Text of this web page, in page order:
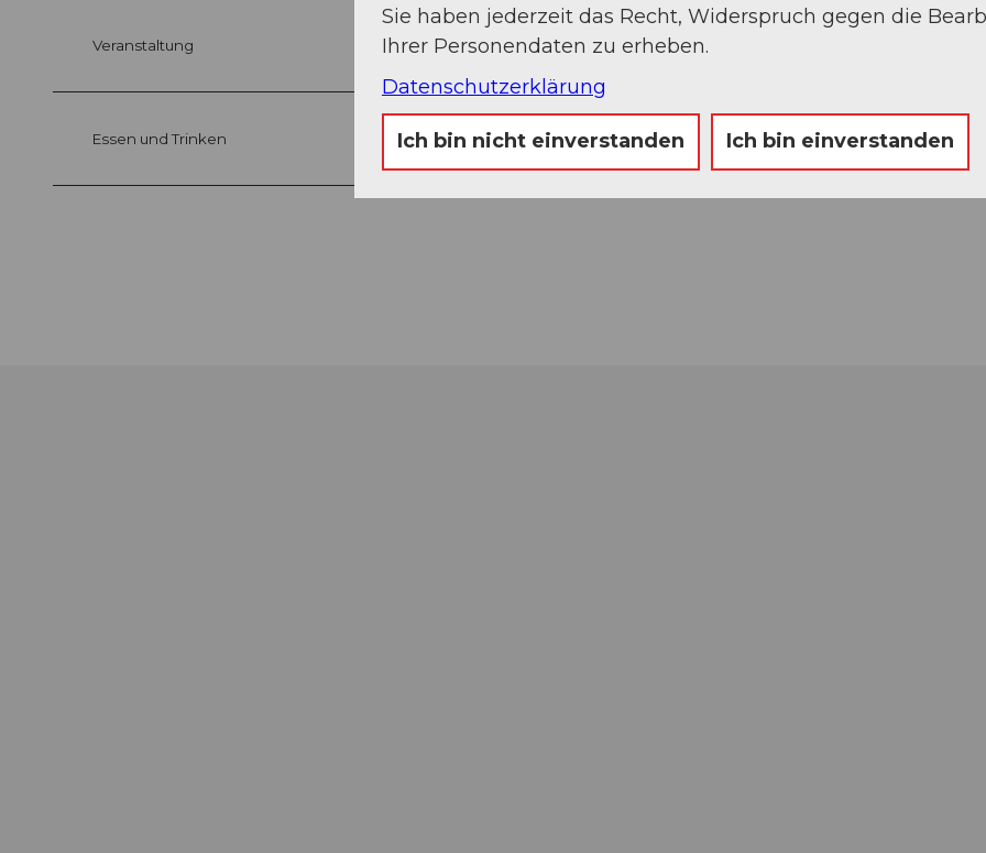
Veranstaltung
Essen und Trinken
Sie haben jederzeit das Recht, Widerspruch gegen die
Ihrer Personendaten zu erheben.
Datenschutzerklärung
Ich bin nicht einverstanden Ich bin einverstanden